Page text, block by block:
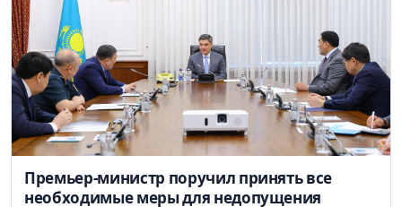
Премьер-министр поручил принять все
необходимые меры для недопущения